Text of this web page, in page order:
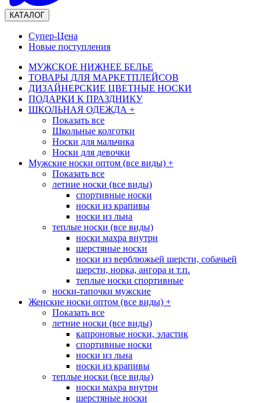
КАТАЛОГ
Супер-Цена
Новые поступления
МУЖСКОЕ НИЖНЕЕ БЕЛЬЕ
ТОВАРЫ ДЛЯ МАРКЕТПЛЕЙСОВ
ДИЗАЙНЕРСКИЕ ЦВЕТНЫЕ НОСКИ
ПОДАРКИ К ПРАЗДНИКУ
ШКОЛЬНАЯ ОДЕЖДА +
Показать все
Школьные колготки
Носки для мальчика
Носки для девочки
Мужские носки оптом (все виды) +
Показать все
летние носки (все виды)
спортивные носки
носки из крапивы
носки из льна
теплые носки (все виды)
носки махра внутри
шерстяные носки
носки из верблюжьей шерсти, собачьей
шерсти, норка, ангора и т.п.
теплые носки спортивные
носки-тапочки мужские
Женские носки оптом (все виды) +
Показать все
летние носки (все виды)
капроновые носки, эластик
спортивные носки
носки из льна
носки из крапивы
теплые носки (все виды)
носки махра внутри
шерстяные носки